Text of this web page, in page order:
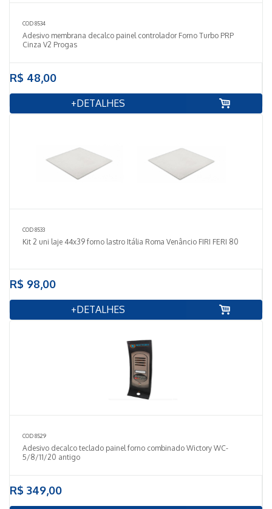
COD 8534
Adesivo membrana decalco painel controlador Forno Turbo PRP
Cinza V2 Progas
R$ 48,00
+DETALHES
COD 8533
Kit 2 uni laje 44x39 forno lastro Itália Roma Venâncio FIRI FERI 80
R$ 98,00
+DETALHES
COD 8529
Adesivo decalco teclado painel forno combinado Wictory WC-
5/8/11/20 antigo
R$ 349,00